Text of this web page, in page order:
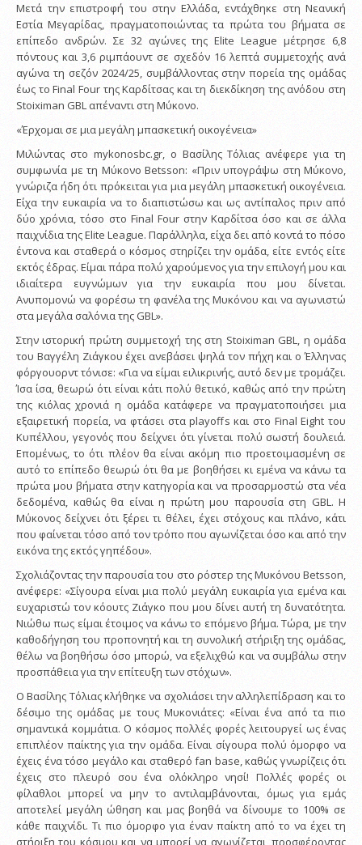
Μετά την επιστροφή του στην Ελλάδα, εντάχθηκε στη Νεανική
Εστία Μεγαρίδας, πραγματοποιώντας τα πρώτα του βήματα σε
επίπεδο ανδρών. Σε 32 αγώνες της Elite League μέτρησε 6,8
πόντους και 3,6 ριμπάουντ σε σχεδόν 16 λεπτά συμμετοχής ανά
αγώνα τη σεζόν 2024/25, συμβάλλοντας στην πορεία της ομάδας
έως το Final Four της Καρδίτσας και τη διεκδίκηση της ανόδου στη
Stoiximan GBL απέναντι στη Μύκονο.
«Έρχομαι σε μια μεγάλη μπασκετική οικογένεια»
Μιλώντας στο mykonosbc.gr, ο Βασίλης Τόλιας ανέφερε για τη
συμφωνία με τη Μύκονο Betsson: «Πριν υπογράψω στη Μύκονο,
γνώριζα ήδη ότι πρόκειται για μια μεγάλη μπασκετική οικογένεια.
Είχα την ευκαιρία να το διαπιστώσω και ως αντίπαλος πριν από
δύο χρόνια, τόσο στο Final Four στην Καρδίτσα όσο και σε άλλα
παιχνίδια της Elite League. Παράλληλα, είχα δει από κοντά το πόσο
έντονα και σταθερά ο κόσμος στηρίζει την ομάδα, είτε εντός είτε
εκτός έδρας. Είμαι πάρα πολύ χαρούμενος για την επιλογή μου και
ιδιαίτερα ευγνώμων για την ευκαιρία που μου δίνεται.
Ανυπομονώ να φορέσω τη φανέλα της Μυκόνου και να αγωνιστώ
στα μεγάλα σαλόνια της GBL».
Στην ιστορική πρώτη συμμετοχή της στη Stoiximan GBL, η ομάδα
του Βαγγέλη Ζιάγκου έχει ανεβάσει ψηλά τον πήχη και ο Έλληνας
φόργουορντ τόνισε: «Για να είμαι ειλικρινής, αυτό δεν με τρομάζει.
Ίσα ίσα, θεωρώ ότι είναι κάτι πολύ θετικό, καθώς από την πρώτη
της κιόλας χρονιά η ομάδα κατάφερε να πραγματοποιήσει μια
εξαιρετική πορεία, να φτάσει στα playoffs και στο Final Eight του
Κυπέλλου, γεγονός που δείχνει ότι γίνεται πολύ σωστή δουλειά.
Επομένως, το ότι πλέον θα είναι ακόμη πιο προετοιμασμένη σε
αυτό το επίπεδο θεωρώ ότι θα με βοηθήσει κι εμένα να κάνω τα
πρώτα μου βήματα στην κατηγορία και να προσαρμοστώ στα νέα
δεδομένα, καθώς θα είναι η πρώτη μου παρουσία στη GBL. Η
Μύκονος δείχνει ότι ξέρει τι θέλει, έχει στόχους και πλάνο, κάτι
που φαίνεται τόσο από τον τρόπο που αγωνίζεται όσο και από την
εικόνα της εκτός γηπέδου».
Σχολιάζοντας την παρουσία του στο ρόστερ της Μυκόνου Betsson,
ανέφερε: «Σίγουρα είναι μια πολύ μεγάλη ευκαιρία για εμένα και
ευχαριστώ τον κόουτς Ζιάγκο που μου δίνει αυτή τη δυνατότητα.
Νιώθω πως είμαι έτοιμος να κάνω το επόμενο βήμα. Τώρα, με την
καθοδήγηση του προπονητή και τη συνολική στήριξη της ομάδας,
θέλω να βοηθήσω όσο μπορώ, να εξελιχθώ και να συμβάλω στην
προσπάθεια για την επίτευξη των στόχων».
Ο Βασίλης Τόλιας κλήθηκε να σχολιάσει την αλληλεπίδραση και το
δέσιμο της ομάδας με τους Μυκονιάτες: «Είναι ένα από τα πιο
σημαντικά κομμάτια. Ο κόσμος πολλές φορές λειτουργεί ως ένας
επιπλέον παίκτης για την ομάδα. Είναι σίγουρα πολύ όμορφο να
έχεις ένα τόσο μεγάλο και σταθερό fan base, καθώς γνωρίζεις ότι
έχεις στο πλευρό σου ένα ολόκληρο νησί! Πολλές φορές οι
φίλαθλοι μπορεί να μην το αντιλαμβάνονται, όμως για εμάς
αποτελεί μεγάλη ώθηση και μας βοηθά να δίνουμε το 100% σε
κάθε παιχνίδι. Τι πιο όμορφο για έναν παίκτη από το να έχει τη
στήριξη του κόσμου και να μπορεί να αγωνίζεται, προσφέροντας